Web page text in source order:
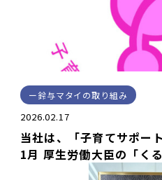
鈴与マタイの取り組み
2026.02.17
当社は、「子育てサポー
1月 厚生労働大臣の「く